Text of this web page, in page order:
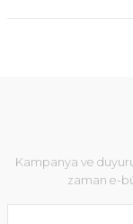
Kampanya ve
zaman e-